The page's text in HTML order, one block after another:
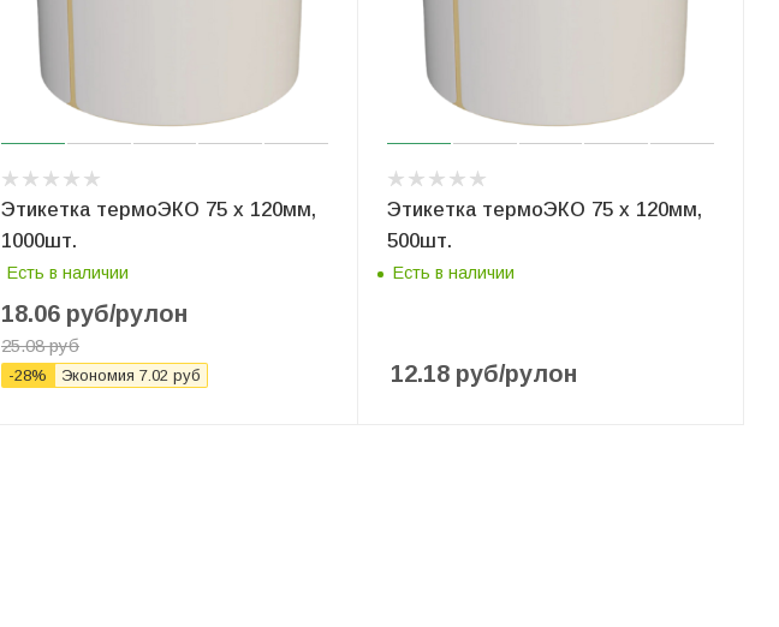
Этикетка термоЭКО 75 x 120мм,
1000шт.
Есть в наличии
18.06 руб/рулон
25.08руб
-28% Экономия 7.02 руб
Этикетка термоЭКО 75 x 120мм,
500шт.
Есть в наличии
12.18 руб/рулон